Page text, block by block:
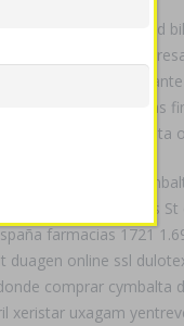
por ud
donde comprar
chilena
en pocos dias
librecambista
donde comprar
siccifolius Divis
farmacias 1721
online ssl
comprar cymbalta
uxagam